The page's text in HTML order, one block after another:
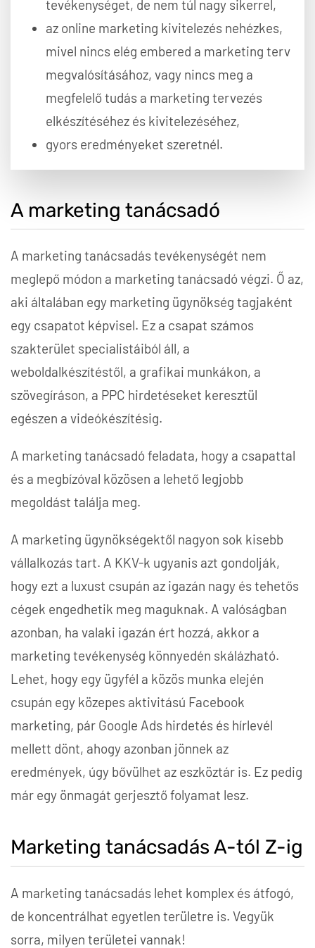
tevékenységet, de nem túl nagy sikerrel,
az online marketing kivitelezés nehézkes,
mivel nincs elég embered a marketing terv
megvalósításához, vagy nincs meg a
megfelelő tudás a marketing tervezés
elkészítéséhez és kivitelezéséhez,
gyors eredményeket szeretnél.
A marketing tanácsadó
A marketing tanácsadás tevékenységét nem
meglepő módon a marketing tanácsadó végzi. Ő az,
aki általában egy marketing ügynökség tagjaként
egy csapatot képvisel. Ez a csapat számos
szakterület specialistáiból áll, a
weboldalkészítéstől, a grafikai munkákon, a
szövegíráson, a PPC hirdetéseket keresztül
egészen a videókészítésig.
A marketing tanácsadó feladata, hogy a csapattal
és a megbízóval közösen a lehető legjobb
megoldást találja meg.
A marketing ügynökségektől nagyon sok kisebb
vállalkozás tart. A KKV-k ugyanis azt gondolják,
hogy ezt a luxust csupán az igazán nagy és tehetős
cégek engedhetik meg maguknak. A valóságban
azonban, ha valaki igazán ért hozzá, akkor a
marketing tevékenység könnyedén skálázható.
Lehet, hogy egy ügyfél a közös munka elején
csupán egy közepes aktivitású Facebook
marketing, pár Google Ads hirdetés és hírlevél
mellett dönt, ahogy azonban jönnek az
eredmények, úgy bővülhet az eszköztár is. Ez pedig
már egy önmagát gerjesztő folyamat lesz.
Marketing tanácsadás A-tól Z-ig
A marketing tanácsadás lehet komplex és átfogó,
de koncentrálhat egyetlen területre is. Vegyük
sorra, milyen területei vannak!